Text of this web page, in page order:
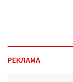
РЕКЛАМА